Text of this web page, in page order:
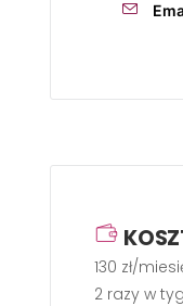
130 zł/
2 razy w